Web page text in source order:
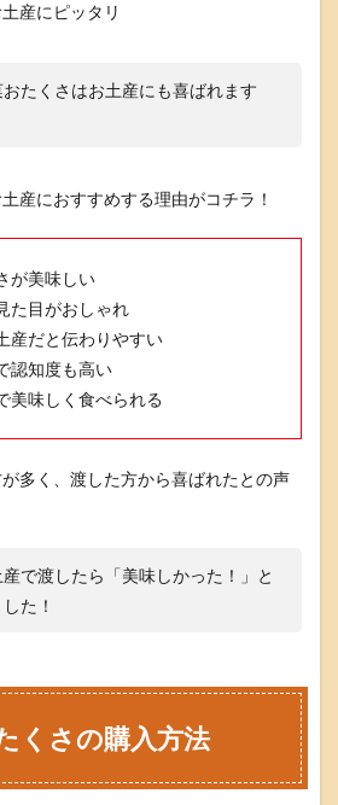
産にピッタリ
たくさはお土産にも喜ばれます
産におすすめする理由がコチラ！
が美味しい
た目がおしゃれ
産だと伝わりやすい
認知度も高い
美味しく食べられる
多く、渡した方から喜ばれたとの声
で渡したら「美味しかった！」と
た！
くさの購入方法